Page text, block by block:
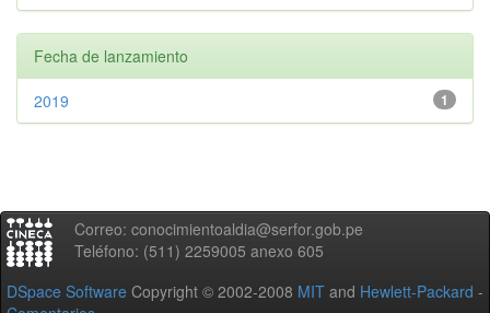
Fecha de lanzamiento
1
2019
Correo: conocimientoaldia@serfor.gob.pe
Teléfono: (511) 2259005 anexo 605
DSpace Software Copyright © 2002-2008 MIT and Hewlett-Packard -